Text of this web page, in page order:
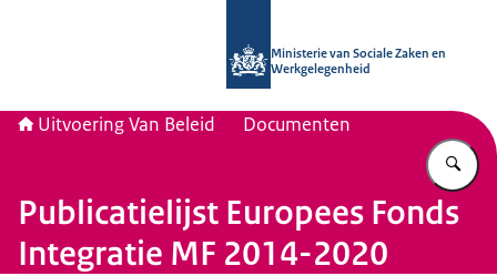
Ministerie van Sociale Zaken en
Werkgelegenheid
Uitvoering Van Beleid Documenten
Publicatielijst Europees Fonds
Integratie MF 2014-2020